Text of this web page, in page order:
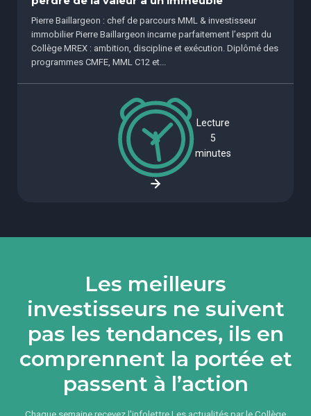
Pierre Baillargeon : chef de parcours MML & investisseur
immobilier Pierre Baillargeon incarne parfaitement l’esprit du
Collège MREX : ambition, discipline et exécution. Diplômé des
programmes CMFE, MML C12 et...
Lecture
5
minutes
Les meilleurs
investisseurs ne suivent
pas les tendances, ils en
comprennent la portée et
passent à l’action